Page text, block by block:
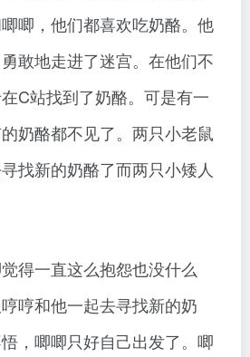
唧，他们都喜欢吃奶酪。他
敢地走进了迷宫。在他们不
C站找到了奶酪。可是有一
奶酪都不见了。两只小老鼠
找新的奶酪了而两只小矮人
得一直这么抱怨也没什么
哼和他一起去寻找新的奶
，唧唧只好自己出发了。唧